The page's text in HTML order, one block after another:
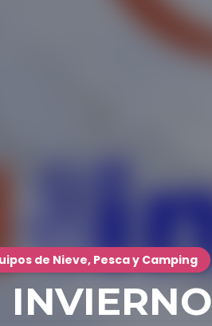
de Nieve, Pesca y Camping
INVIERNO